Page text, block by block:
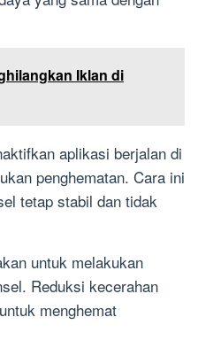
Iklan di
aplikasi berjalan di
penghematan. Cara ini
tetap stabil dan tidak
untuk melakukan
Reduksi kecerahan
menghemat